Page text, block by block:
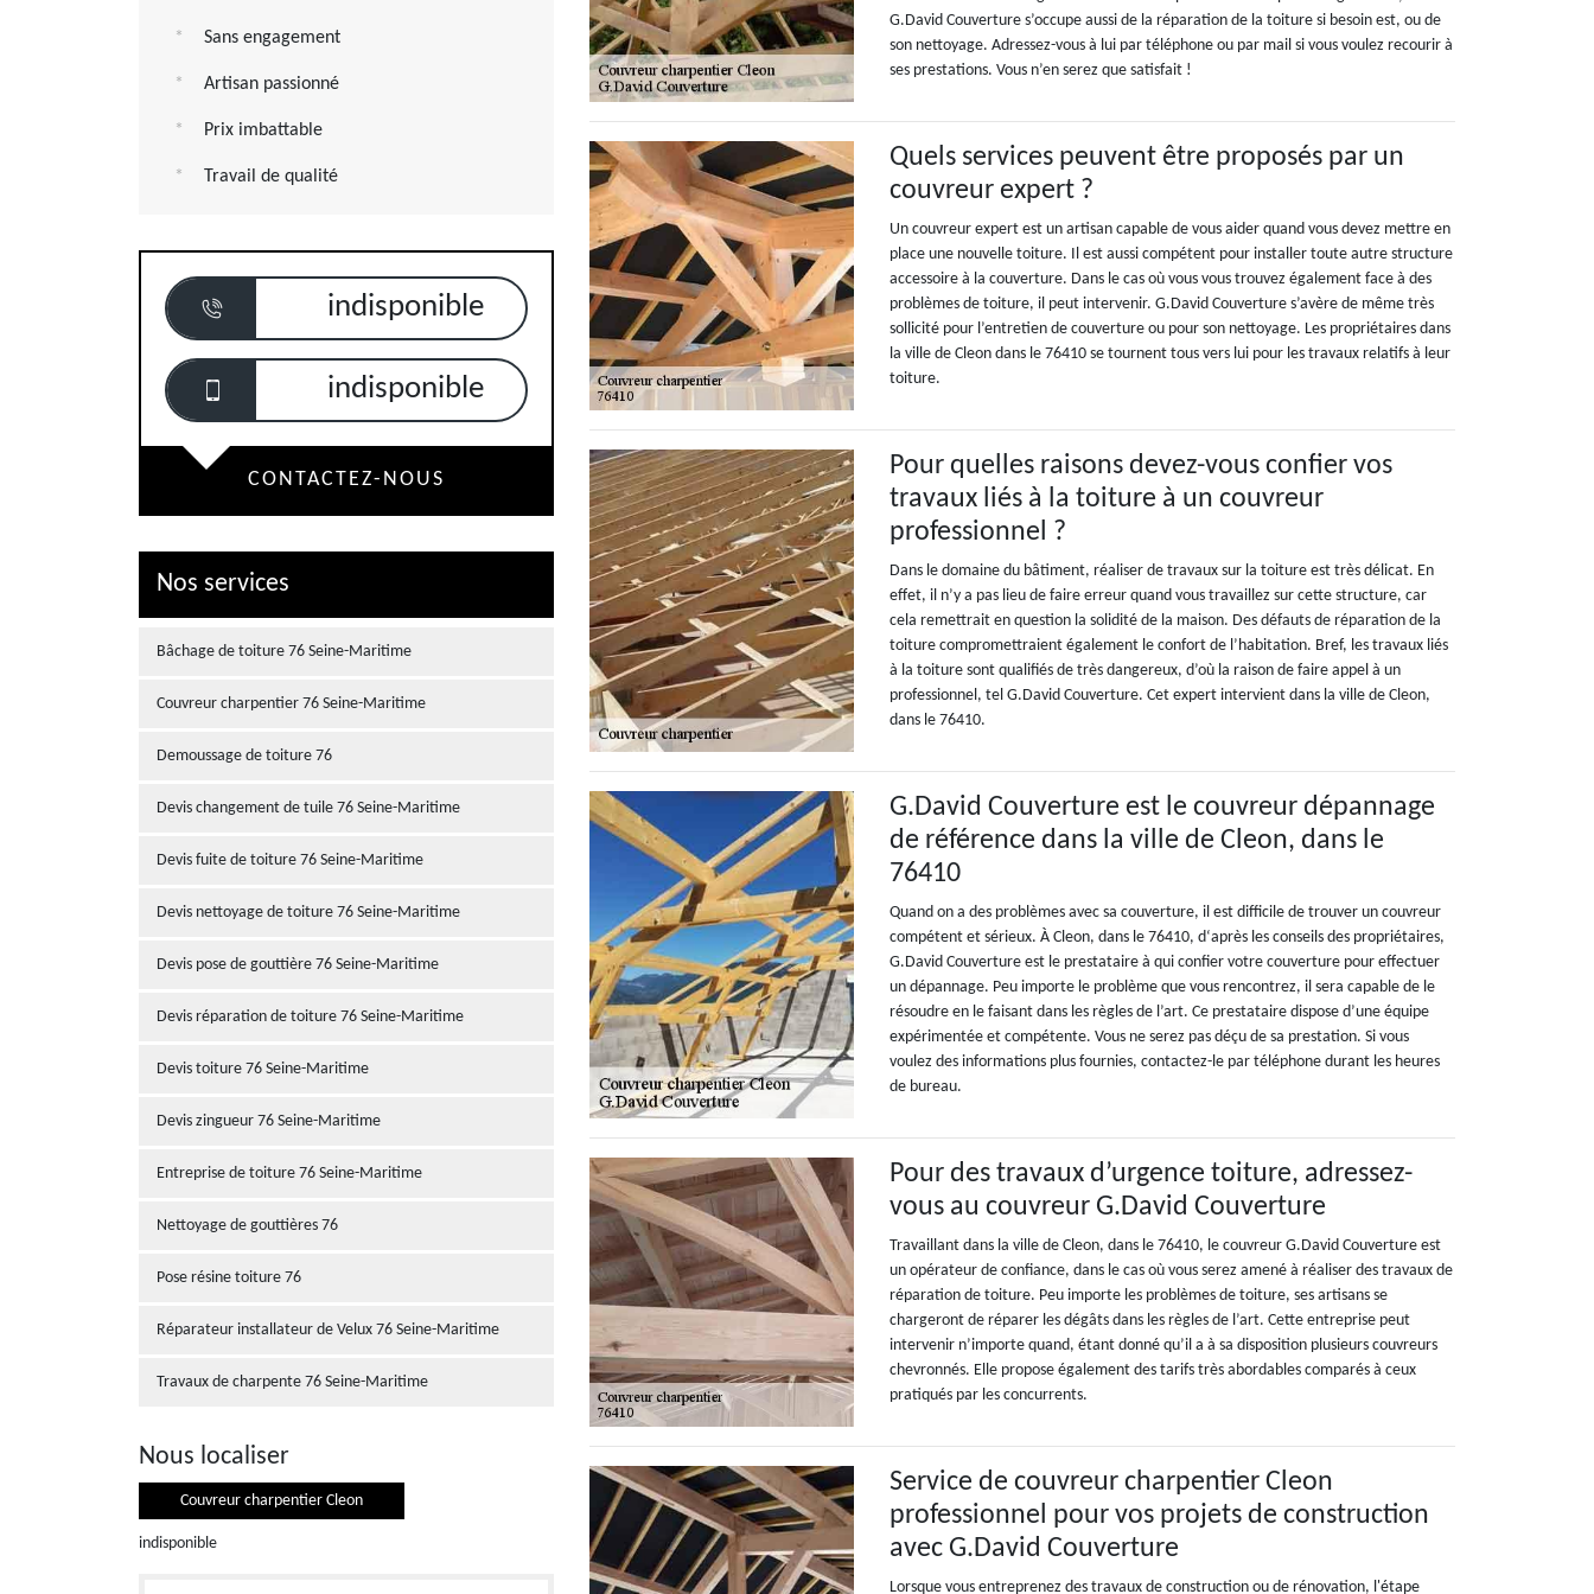
Sans engagement
Artisan passionné
Prix imbattable
Travail de qualité
indisponible
indisponible
CONTACTEZ-NOUS
Nos services
Bâchage de toiture 76 Seine-Maritime
Couvreur charpentier 76 Seine-Maritime
Demoussage de toiture 76
Devis changement de tuile 76 Seine-Maritime
Devis fuite de toiture 76 Seine-Maritime
Devis nettoyage de toiture 76 Seine-Maritime
Devis pose de gouttière 76 Seine-Maritime
Devis réparation de toiture 76 Seine-Maritime
Devis toiture 76 Seine-Maritime
Devis zingueur 76 Seine-Maritime
Entreprise de toiture 76 Seine-Maritime
Nettoyage de gouttières 76
Pose résine toiture 76
Réparateur installateur de Velux 76 Seine-Maritime
Travaux de charpente 76 Seine-Maritime
Nous localiser
Couvreur charpentier Cleon
indisponible
G.David Couverture s’occupe aussi de la réparation de la toiture si besoin est, ou de
son nettoyage. Adressez-vous à lui par téléphone ou par mail si vous voulez recourir à
ses prestations. Vous n’en serez que satisfait !
Quels services peuvent être proposés par un
couvreur expert ?
Un couvreur expert est un artisan capable de vous aider quand vous devez mettre en
place une nouvelle toiture. Il est aussi compétent pour installer toute autre structure
accessoire à la couverture. Dans le cas où vous vous trouvez également face à des
problèmes de toiture, il peut intervenir. G.David Couverture s’avère de même très
sollicité pour l’entretien de couverture ou pour son nettoyage. Les propriétaires dans
la ville de Cleon dans le 76410 se tournent tous vers lui pour les travaux relatifs à leur
toiture.
Pour quelles raisons devez-vous confier vos
travaux liés à la toiture à un couvreur
professionnel ?
Dans le domaine du bâtiment, réaliser de travaux sur la toiture est très délicat. En
effet, il n’y a pas lieu de faire erreur quand vous travaillez sur cette structure, car
cela remettrait en question la solidité de la maison. Des défauts de réparation de la
toiture compromettraient également le confort de l’habitation. Bref, les travaux liés
à la toiture sont qualifiés de très dangereux, d’où la raison de faire appel à un
professionnel, tel G.David Couverture. Cet expert intervient dans la ville de Cleon,
dans le 76410.
G.David Couverture est le couvreur dépannage
de référence dans la ville de Cleon, dans le
76410
Quand on a des problèmes avec sa couverture, il est difficile de trouver un couvreur
compétent et sérieux. À Cleon, dans le 76410, d‘après les conseils des propriétaires,
G.David Couverture est le prestataire à qui confier votre couverture pour effectuer
un dépannage. Peu importe le problème que vous rencontrez, il sera capable de le
résoudre en le faisant dans les règles de l’art. Ce prestataire dispose d’une équipe
expérimentée et compétente. Vous ne serez pas déçu de sa prestation. Si vous
voulez des informations plus fournies, contactez-le par téléphone durant les heures
de bureau.
Pour des travaux d’urgence toiture, adressez-
vous au couvreur G.David Couverture
Travaillant dans la ville de Cleon, dans le 76410, le couvreur G.David Couverture est
un opérateur de confiance, dans le cas où vous serez amené à réaliser des travaux de
réparation de toiture. Peu importe les problèmes de toiture, ses artisans se
chargeront de réparer les dégâts dans les règles de l’art. Cette entreprise peut
intervenir n’importe quand, étant donné qu’il a à sa disposition plusieurs couvreurs
chevronnés. Elle propose également des tarifs très abordables comparés à ceux
pratiqués par les concurrents.
Service de couvreur charpentier Cleon
professionnel pour vos projets de construction
avec G.David Couverture
Lorsque vous entreprenez des travaux de construction ou de rénovation, l'étape